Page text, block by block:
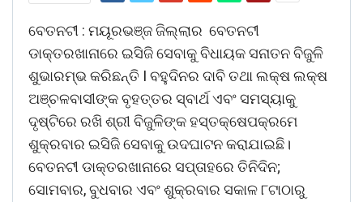
ବେତନଟୀ : ମୟୂରଭଞ୍ଜ ଜିଲ୍ଲାର ବେତନଟୀ
ଡାକ୍ତରଖାନାରେ ଇସିଜି ସେବାକୁ ବିଧାୟକ ସନାତନ ବିଜୁଳି
ଶୁଭାରମ୍ଭ କରିଛନ୍ତି I ବହୁଦିନର ଦାବି ତଥା ଲକ୍ଷ ଲକ୍ଷ
ଅଞ୍ଚଳବାସୀଙ୍କ ବୃହତ୍ତର ସ୍ବାର୍ଥ ଏବଂ ସମସ୍ୟାକୁ
ଦୃଷ୍ଟିରେ ରଖି ଶ୍ରୀ ବିଜୁଳିଙ୍କ ହସ୍ତକ୍ଷେପକ୍ରମେ
ଶୁକ୍ରବାର ଇସିଜି ସେବାକୁ ଉଦଘାଟନ କରାଯାଇଛି।
ବେତନଟୀ ଡାକ୍ତରଖାନାରେ ସପ୍ତାହରେ ତିନିଦିନ;
ସୋମବାର, ବୁଧବାର ଏବଂ ଶୁକ୍ରବାର ସକାଳ ୮ଟାଠାରୁ